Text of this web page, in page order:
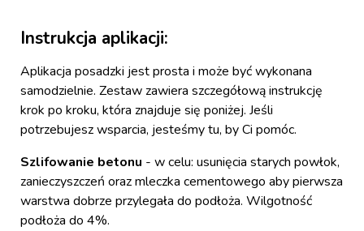
Instrukcja aplikacji:
Aplikacja posadzki jest prosta i może być wykonana
samodzielnie. Zestaw zawiera szczegółową instrukcję
krok po kroku, która znajduje się poniżej. Jeśli
potrzebujesz wsparcia, jesteśmy tu, by Ci pomóc.
Szlifowanie betonu - w celu: usunięcia starych powłok,
zanieczyszczeń oraz mleczka cementowego aby pierwsza
warstwa dobrze przylegała do podłoża. Wilgotność
podłoża do 4%.